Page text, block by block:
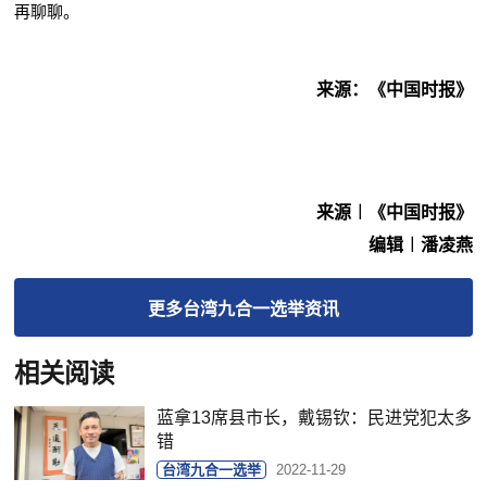
再聊聊。
来源：《中国时报》
来源︱《中国时报》
编辑︱潘凌燕
更多台湾九合一选举资讯
相关阅读
蓝拿13席县市长，戴锡钦：民进党犯太多
错
台湾九合一选举 2022-11-29